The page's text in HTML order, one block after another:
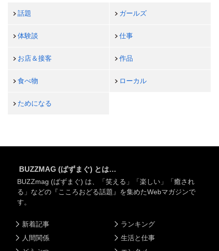
話題 ガールズ
体験談 仕事
お店＆接客 作品
食べ物 ローカル
ためになる
BUZZMAG (ばずまぐ) とは…
BUZZmag (ばずまぐ) は、「笑える」「楽しい」「癒され
る」などの『こころおどる話題』を集めたWebマガジンで
す。
新着記事
人間関係
ランキング
生活と仕事